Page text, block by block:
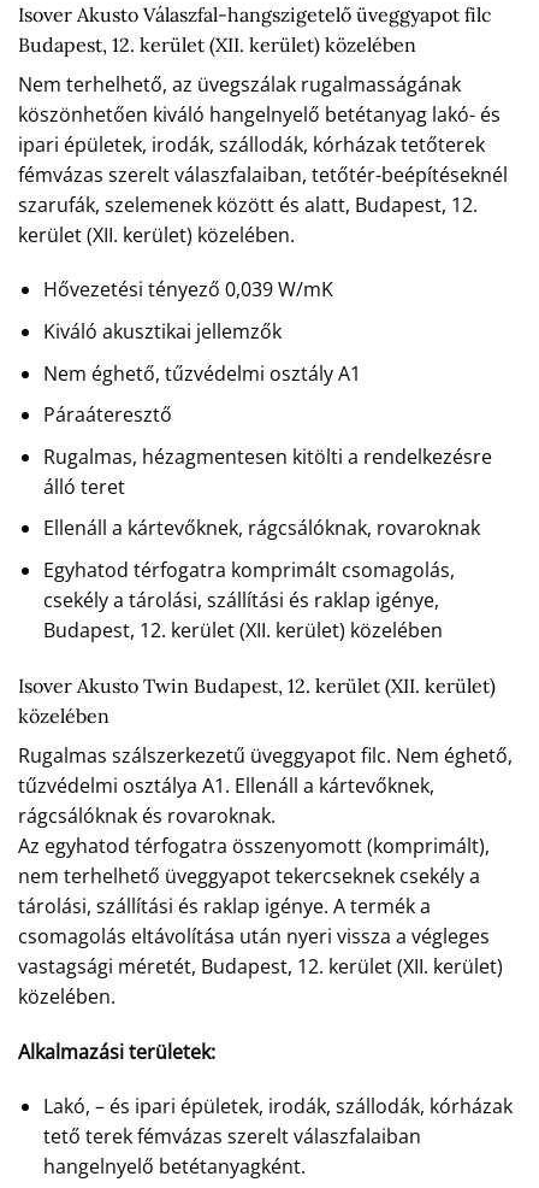
Isover Akusto Válaszfal-hangszigetelő üveggyapot filc
Budapest, 12. kerület (XII. kerület) közelében
Nem terhelhető, az üvegszálak rugalmasságának
köszönhetően kiváló hangelnyelő betétanyag lakó- és
ipari épületek, irodák, szállodák, kórházak tetőterek
fémvázas szerelt válaszfalaiban, tetőtér-beépítéseknél
szarufák, szelemenek között és alatt, Budapest, 12.
kerület (XII. kerület) közelében.
Hővezetési tényező 0,039 W/mK
Kiváló akusztikai jellemzők
Nem éghető, tűzvédelmi osztály A1
Páraáteresztő
Rugalmas, hézagmentesen kitölti a rendelkezésre
álló teret
Ellenáll a kártevőknek, rágcsálóknak, rovaroknak
Egyhatod térfogatra komprimált csomagolás,
csekély a tárolási, szállítási és raklap igénye,
Budapest, 12. kerület (XII. kerület) közelében
Isover Akusto Twin Budapest, 12. kerület (XII. kerület)
közelében
Rugalmas szálszerkezetű üveggyapot filc. Nem éghető,
tűzvédelmi osztálya A1. Ellenáll a kártevőknek,
rágcsálóknak és rovaroknak.
Az egyhatod térfogatra összenyomott (komprimált),
nem terhelhető üveggyapot tekercseknek csekély a
tárolási, szállítási és raklap igénye. A termék a
csomagolás eltávolítása után nyeri vissza a végleges
vastagsági méretét, Budapest, 12. kerület (XII. kerület)
közelében.
Alkalmazási területek:
Lakó, – és ipari épületek, irodák, szállodák, kórházak
tető terek fémvázas szerelt válaszfalaiban
hangelnyelő betétanyagként.